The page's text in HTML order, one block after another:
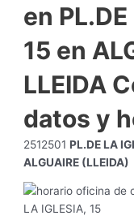
en
15 en
LLEIDA
datos y
2512501PL.DE LA
ALGUAIRE (LLEIDA)